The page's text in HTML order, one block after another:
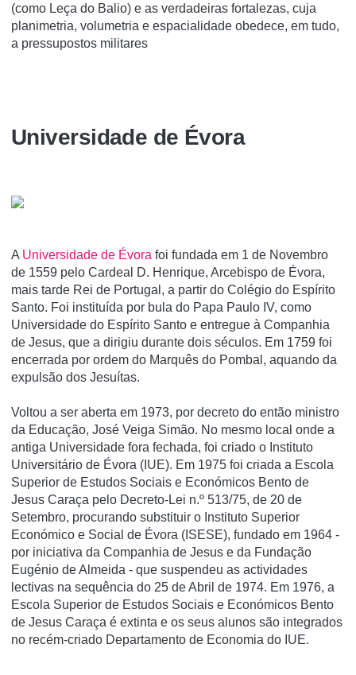
(como Leça do Balio) e as verdadeiras fortalezas, cuja
planimetria, volumetria e espacialidade obedece, em tudo,
a pressupostos militares
Universidade de Évora
A Universidade de Évora foi fundada em 1 de Novembro
de 1559 pelo Cardeal D. Henrique, Arcebispo de Évora,
mais tarde Rei de Portugal, a partir do Colégio do Espí­rito
Santo. Foi instituí­da por bula do Papa Paulo IV, como
Universidade do Espí­rito Santo e entregue à Companhia
de Jesus, que a dirigiu durante dois séculos. Em 1759 foi
encerrada por ordem do Marquês do Pombal, aquando da
expulsão dos Jesuí­tas.
Voltou a ser aberta em 1973, por decreto do então ministro
da Educação, José Veiga Simão. No mesmo local onde a
antiga Universidade fora fechada, foi criado o Instituto
Universitário de Évora (IUE). Em 1975 foi criada a Escola
Superior de Estudos Sociais e Económicos Bento de
Jesus Caraça pelo Decreto-Lei n.º 513/75, de 20 de
Setembro, procurando substituir o Instituto Superior
Económico e Social de Évora (ISESE), fundado em 1964 -
por iniciativa da Companhia de Jesus e da Fundação
Eugénio de Almeida - que suspendeu as actividades
lectivas na sequência do 25 de Abril de 1974. Em 1976, a
Escola Superior de Estudos Sociais e Económicos Bento
de Jesus Caraça é extinta e os seus alunos são integrados
no recém-criado Departamento de Economia do IUE.